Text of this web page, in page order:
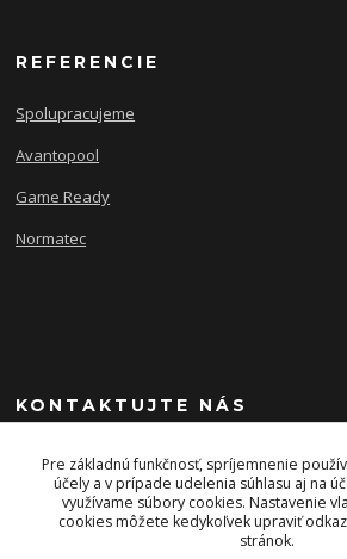
REFERENCIE
Spolupracujeme
Avantopool
Game Ready
Normatec
KONTAKTUJTE NÁS
+421 903 243 393
info@energysport.sk
Pre základnú funkčnosť, spríjemnenie
účely a v prípade udelenia súhlasu aj na
využívame súbory cookies. Nastavenie
cookies môžete kedykoľvek upraviť
stránok.